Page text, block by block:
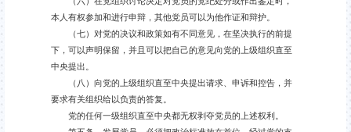
本人有权参加和进行申辩，其他党员可以为他作证和辩护。
（七）对党的决议和政策如有不同意见，在坚决执行的前提
下，可以声明保留，并且可以把自己的意见向党的上级组织直至
中央提出。
（八）向党的上级组织直至中央提出请求、申诉和控告，并
要求有关组织给以负责的答复。
党的任何一级组织直至中央都无权剥夺党员的上述权利。